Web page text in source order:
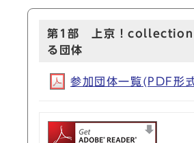
第1部 上京！collection
る団体
参加団体一覧(PDF